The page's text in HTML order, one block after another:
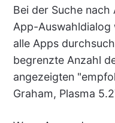
Bei der Suche
App-Auswahldialog
alle Apps
begrenzte Anzahl
angezeigten
Graham, Plasma